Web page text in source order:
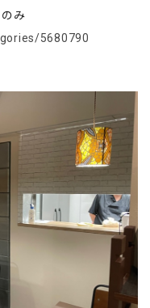
み
5680790